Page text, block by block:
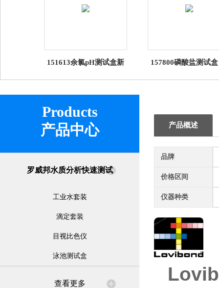
151613余氯pH测试盒新
Lovibond
157800磷酸盐测试
Products
产品中心
罗威邦水质分析快速测试
工业水套装
滴定套装
目视比色仪
泳池测试盒
查看更多
产品概述
品牌
价格区间
仪器种类